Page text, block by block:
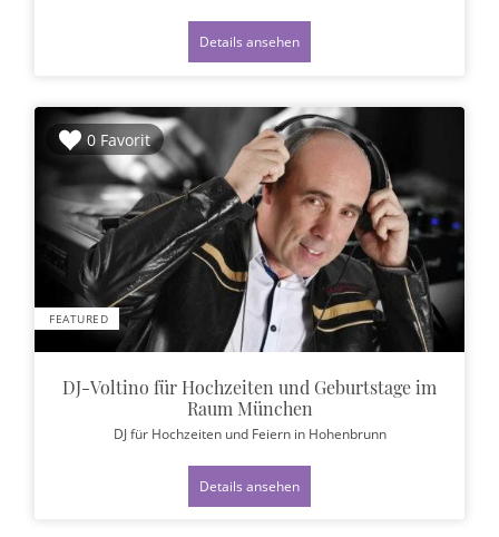
Details ansehen
0 Favorit
FEATURED
DJ-Voltino für Hochzeiten und Geburtstage im
Raum München
DJ für Hochzeiten und Feiern in Hohenbrunn
Details ansehen